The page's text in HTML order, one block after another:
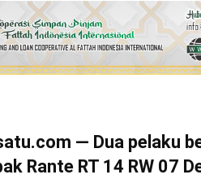
— Dua pelaku
Rante RT 14 RW 07